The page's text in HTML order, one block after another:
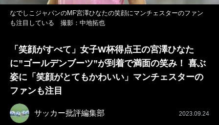
なでしこジャパンのMF宮澤ひなたの笑顔にマンチェスターのファン
も注目している 撮影：中地拓也
「笑顔がすべて」女子W杯得点王の宮澤ひなた
に”ゴールデンブーツ”が到着で満面の笑み！ 喜ぶ
姿に「笑顔がとてもかわいい」マンチェスターの
ファンも注目
サッカー批評編集部 2023.09.24